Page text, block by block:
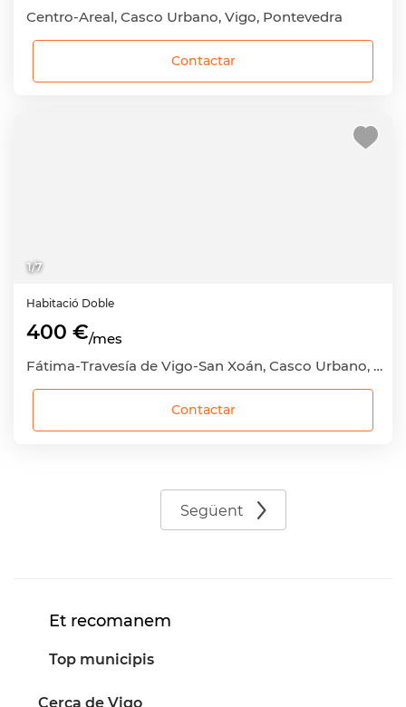
Centro-Areal, Casco Urbano, Vigo, Pontevedra
Contactar
1/7
Habitació Doble
400 €/mes
Fátima-Travesía de Vigo-San Xoán, Casco Urbano, Vigo, Pontevedra
Contactar
Següent
Et recomanem
Top municipis
Cerca de Vigo